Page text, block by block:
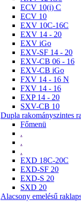
ECV 10(i) C
ECV 10
EXV 10C-16C
EXV 14 - 20
EXV iGo
EXV-SF 14 - 20
EXV-CB 06 - 16
EXV-CB iGo
FXV 14 - 16 N
FXV 14 - 16
EXP 14 - 20
SXV-CB 10
Dupla rakományszintes
Főmenü
.
.
.
EXD 18C-20C
EXD-SF 20
EXD-S 20
SXD 20
Alacsony emelésű